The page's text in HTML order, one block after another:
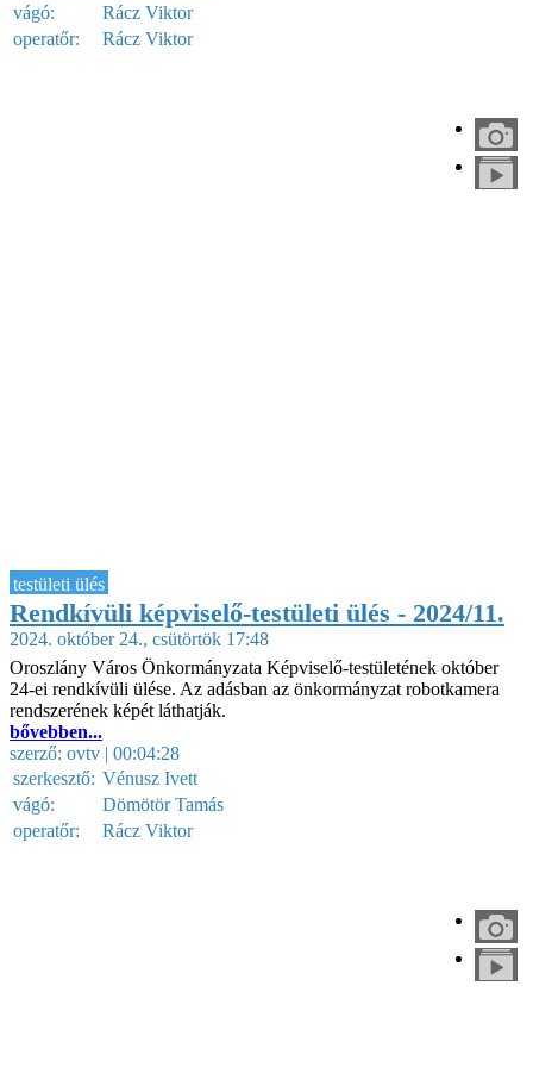
vágó:
Rácz Viktor
operatőr:
Rácz Viktor
testületi ülés
Rendkívüli képviselő-testületi ülés - 2024/11.
2024. október 24., csütörtök 17:48
Oroszlány Város Önkormányzata Képviselő-testületének október
24-ei rendkívüli ülése. Az adásban az önkormányzat robotkamera
rendszerének képét láthatják.
bővebben...
szerző: ovtv | 00:04:28
szerkesztő: Vénusz Ivett
vágó:
Dömötör Tamás
operatőr:
Rácz Viktor